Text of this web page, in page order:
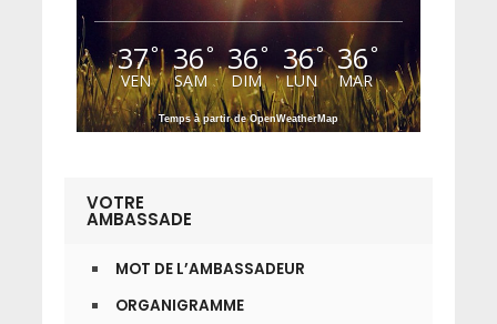
37°
VEN
36°
SAM
36°
DIM
36°
LUN
36°
MAR
Temps à partir de OpenWeatherMap
VOTRE
AMBASSADE
MOT DE L’AMBASSADEUR
ORGANIGRAMME